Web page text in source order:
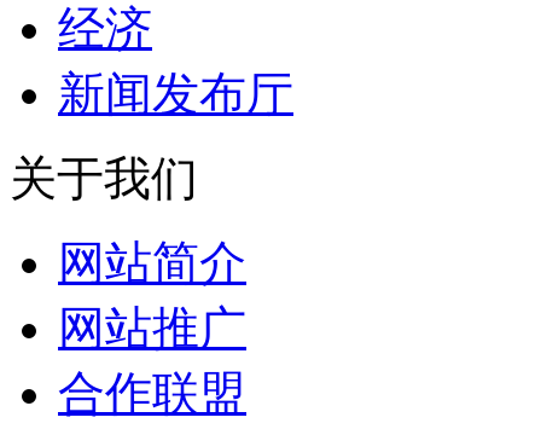
经济
新闻发布厅
关于我们
网站简介
网站推广
合作联盟